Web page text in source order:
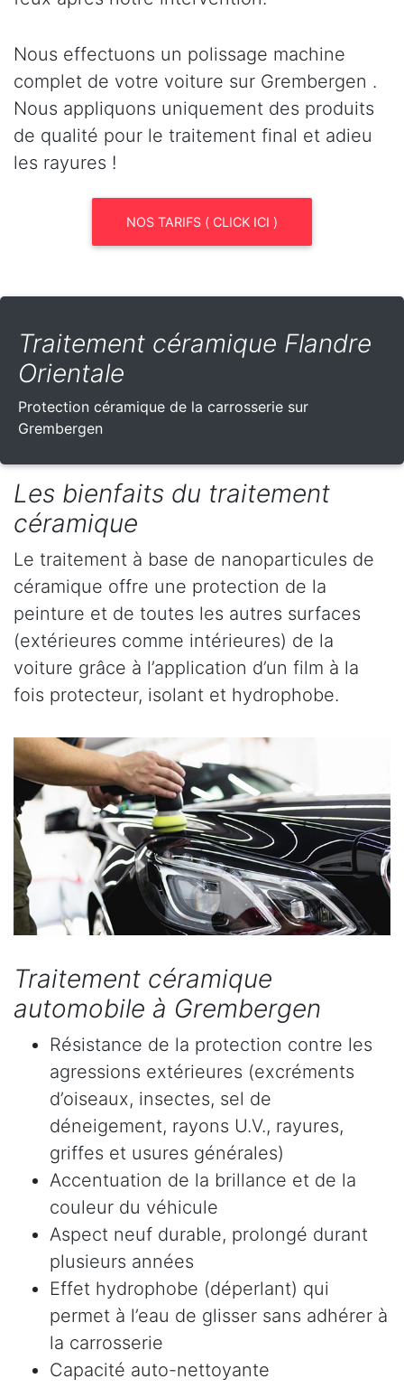
Nous effectuons un polissage machine
complet de votre voiture sur Grembergen .
Nous appliquons uniquement des produits
de qualité pour le traitement final et adieu
les rayures !
NOS TARIFS ( CLICK ICI )
Traitement céramique Flandre
Orientale
Protection céramique de la carrosserie sur
Grembergen
Les bienfaits du traitement
céramique
Le traitement à base de nanoparticules de
céramique offre une protection de la
peinture et de toutes les autres surfaces
(extérieures comme intérieures) de la
voiture grâce à l’application d’un film à la
fois protecteur, isolant et hydrophobe.
Traitement céramique
automobile à Grembergen
Résistance de la protection contre les
agressions extérieures (excréments
d’oiseaux, insectes, sel de
déneigement, rayons U.V., rayures,
griffes et usures générales)
Accentuation de la brillance et de la
couleur du véhicule
Aspect neuf durable, prolongé durant
plusieurs années
Effet hydrophobe (déperlant) qui
permet à l’eau de glisser sans adhérer à
la carrosserie
Capacité auto-nettoyante